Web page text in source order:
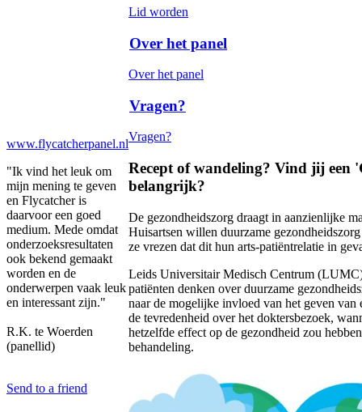
www.flycatcherpanel.nl
"Ik vind het leuk om
mijn mening te geven
en Flycatcher is
daarvoor een goed
medium. Mede omdat
onderzoeksresultaten
ook bekend gemaakt
worden en de
onderwerpen vaak leuk
en interessant zijn."
R.K. te Woerden
(panellid)
Send to a friend
Lid worden
Over het panel
Over het panel
Vragen?
Vragen?
Recept of wandeling? Vind jij een
belangrijk?
De gezondheidszorg draagt in aanzienlijke
Huisartsen willen duurzame
ze vrezen dat dit hun arts-patiëntrelatie in
Leids Universitair Medisch Centrum
patiënten denken over duurzame
naar de mogelijke invloed van het geven van
de tevredenheid over het doktersbezoek,
hetzelfde effect op de gezondheid zou
behandeling.